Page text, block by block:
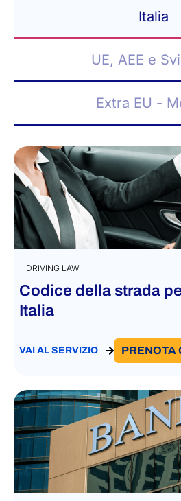
Italia
UE, AEE e
Extra EU -
DRIVING LAW
Codice della strada
Italia
VAI AL SERVIZIO PRENOTA